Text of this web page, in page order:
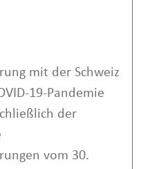
mit der Schweiz
19-Pandemie
der
vom 30.